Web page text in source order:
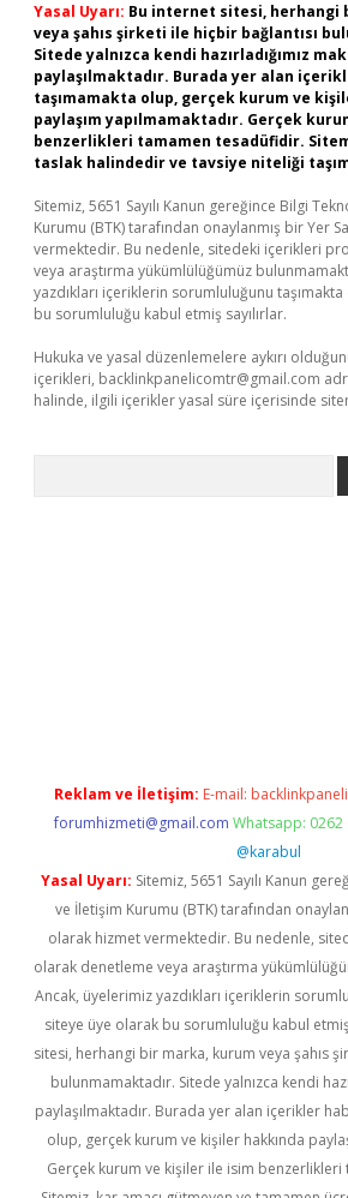
Yasal Uyarı: Bu internet sitesi, herhangi
veya şahıs şirketi ile hiçbir bağlantısı
Sitede yalnızca kendi hazırladığımız
paylaşılmaktadır. Burada yer alan
taşımamakta olup, gerçek kurum ve
paylaşım yapılmamaktadır. Gerçek
benzerlikleri tamamen tesadüfidir.
taslak halindedir ve tavsiye niteliği
Sitemiz, 5651 Sayılı Kanun gereğince Bilgi
Kurumu (BTK) tarafından onaylanmış bir Yer
vermektedir. Bu nedenle, sitedeki içerikleri
veya araştırma yükümlülüğümüz
yazdıkları içeriklerin sorumluluğunu
bu sorumluluğu kabul etmiş sayılırlar.
Hukuka ve yasal düzenlemelere aykırı
içerikleri, backlinkpanelicomtr@gmail.com
halinde, ilgili içerikler yasal süre içerisinde
Reklam ve İletişim: E-mail:
forumhizmeti@gmail.com Whatsapp: 0262
@karabul
Yasal Uyarı: Sitemiz, 5651 Sayılı Kanun
ve İletişim Kurumu (BTK) tarafından
olarak hizmet vermektedir. Bu nedenle,
olarak denetleme veya araştırma
Ancak, üyelerimiz yazdıkları içeriklerin
siteye üye olarak bu sorumluluğu kabul
sitesi, herhangi bir marka, kurum veya şahıs
bulunmamaktadır. Sitede yalnızca kendi
paylaşılmaktadır. Burada yer alan içerikler
olup, gerçek kurum ve kişiler hakkında
Gerçek kurum ve kişiler ile isim